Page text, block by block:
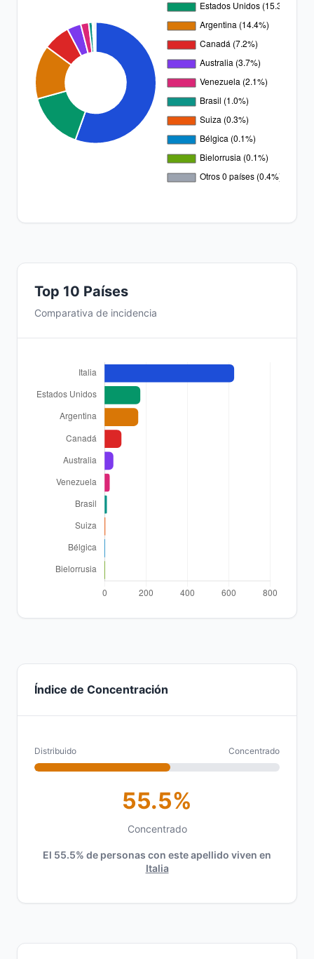
Top 10 Países
Comparativa de incidencia
Índice de Concentración
Distribuido Concentrado
55.5%
Concentrado
El 55.5% de personas con este apellido viven en
Italia